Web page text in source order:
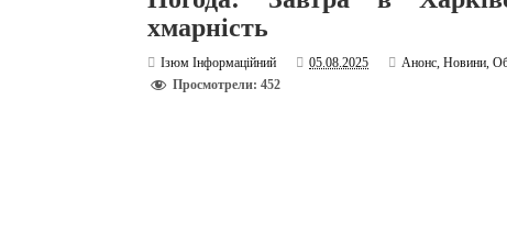
хмарність
Ізюм Інформаційний 05.08.2025 Анонс,Новини,
Просмотрели: 452